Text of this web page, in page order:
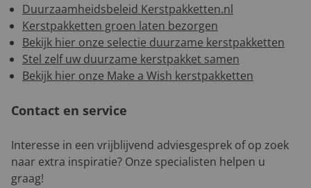
Duurzaamheidsbeleid Kerstpakketten.nl
Kerstpakketten groen laten bezorgen
Bekijk hier onze selectie duurzame kerstpakketten
Stel zelf uw duurzame kerstpakket samen
Bekijk hier onze Make a Wish kerstpakketten
Contact en service
Interesse in een vrijblijvend adviesgesprek of op zoek
naar extra inspiratie? Onze specialisten helpen u
graag!